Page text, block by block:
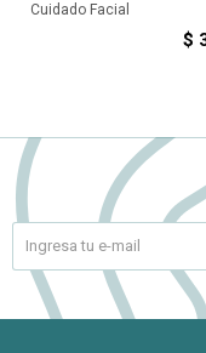
Cuidado Facial
$